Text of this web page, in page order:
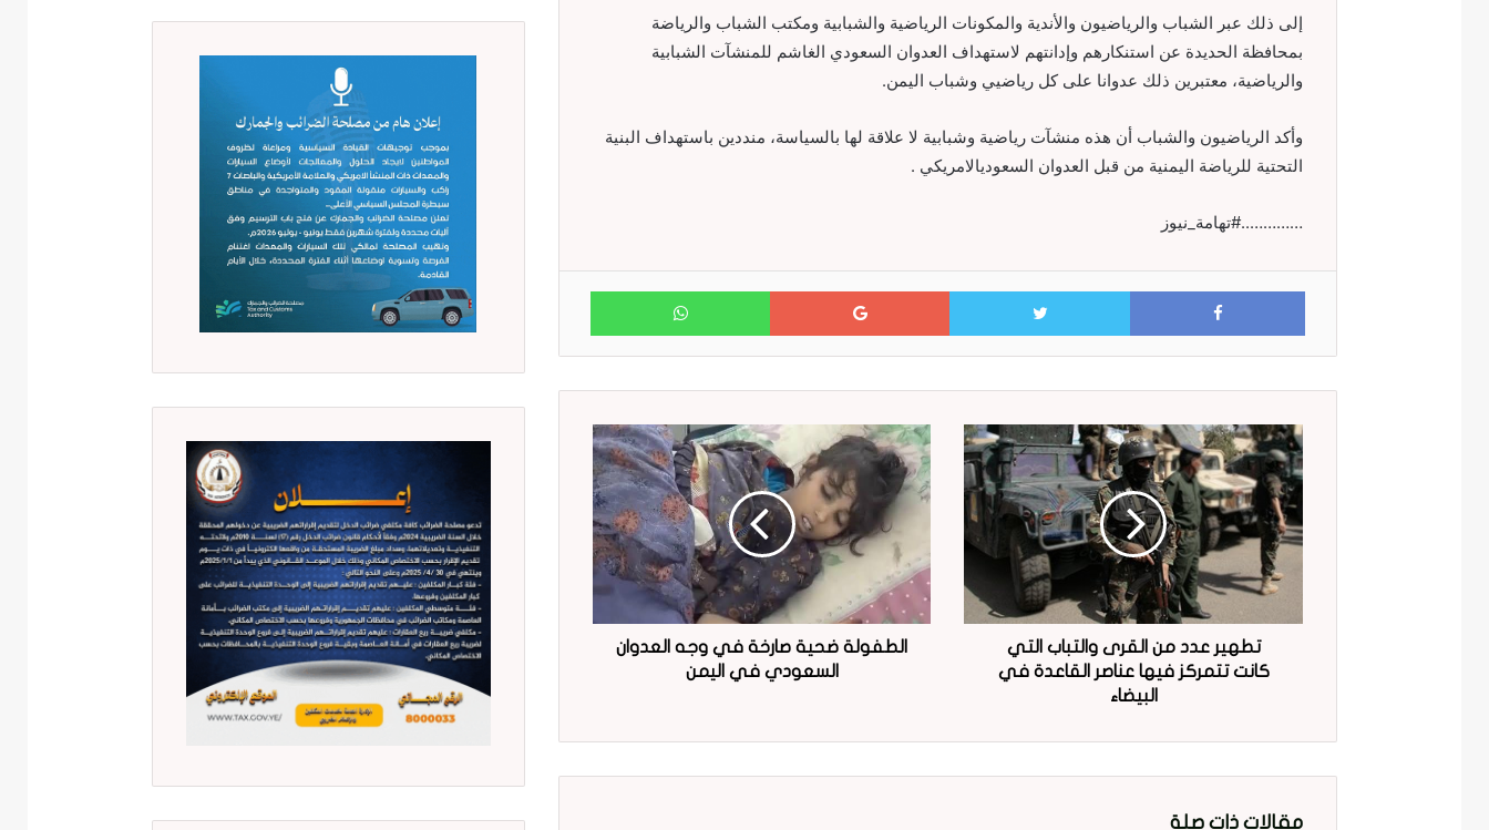
إلى ذلك عبر الشباب والرياضيون والأندية والمكونات الرياضية والشبابية ومكتب الشباب والرياضة
بمحافظة الحديدة عن استنكارهم وإدانتهم لاستهداف العدوان السعودي الغاشم للمنشآت الشبابية
والرياضية، معتبرين ذلك عدوانا على كل رياضيي وشباب اليمن.
وأكد الرياضيون والشباب أن هذه منشآت رياضية وشبابية لا علاقة لها بالسياسة، منددين باستهداف البنية
التحتية للرياضة اليمنية من قبل العدوان السعوديالامريكي .
…………..#تهامة_نيوز
Facebook
Twitter
Google+
WhatsApp
تطهير عدد من القرى والتباب التي
كانت تتمركز فيها عناصر القاعدة في
البيضاء
الطفولة ضحية صارخة في وجه العدوان
السعودي في اليمن
مقالات ذات صلة